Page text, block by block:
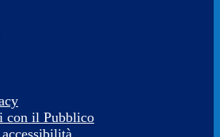
con il Pubblico